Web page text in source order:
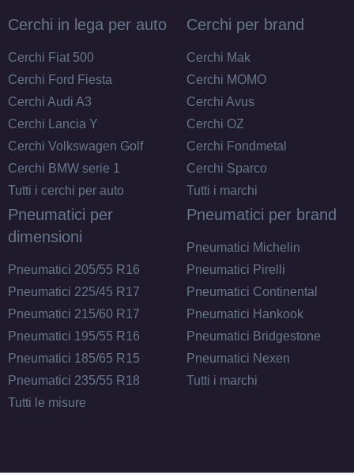
Foro centrale: 66.6mm
ARCASTING Gladio
Glossy Black 5 fori 18"
8X18 ET38 5x114.3
ARCASTING Gladio
Silver 5 fori 18" 8X18
ET33 5x110
ARCASTING Gladio
Silver 5 fori 18" 8X18
ET38 5x114.3
Foro centrale: 66.1mm
Esaurito
Cerchi in lega per auto
Cerchi Fiat 500
Cerchi Ford Fiesta
Cerchi Audi A3
Cerchi Lancia Y
Cerchi Volkswagen Golf
Cerchi BMW serie 1
Tutti i cerchi per auto
Cerchi per brand
Cerchi Mak
Cerchi MOMO
Cerchi Avus
Cerchi OZ
Cerchi Fondmetal
Cerchi Sparco
Tutti i marchi
Pneumatici per
dimensioni
Pneumatici 205/55 R16
Pneumatici 225/45 R17
Pneumatici 215/60 R17
Pneumatici 195/55 R16
Pneumatici 185/65 R15
Pneumatici 235/55 R18
Tutti le misure
Pneumatici per brand
Pneumatici Michelin
Pneumatici Pirelli
Pneumatici Continental
Pneumatici Hankook
Pneumatici Bridgestone
Pneumatici Nexen
Tutti i marchi